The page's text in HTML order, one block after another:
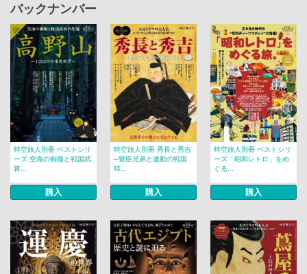
バックナンバー
時空旅人別冊 ベストシリ
ーズ 空海の御廟と戦国武
将...
購入
時空旅人別冊 秀長と秀吉
─豊臣兄弟と激動の戦国
時...
購入
時空旅人別冊 ベストシリ
ーズ「昭和レトロ」をめ
ぐる...
購入